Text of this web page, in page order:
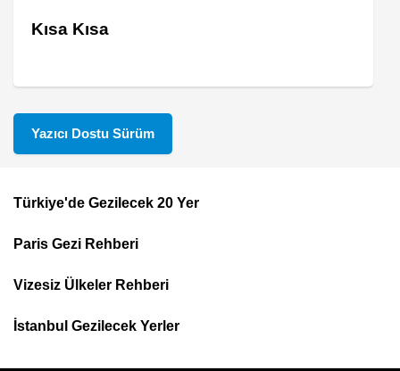
Kısa Kısa
Yazıcı Dostu Sürüm
Top
Menu
Türkiye'de Gezilecek 20 Yer
Paris Gezi Rehberi
Vizesiz Ülkeler Rehberi
İstanbul Gezilecek Yerler